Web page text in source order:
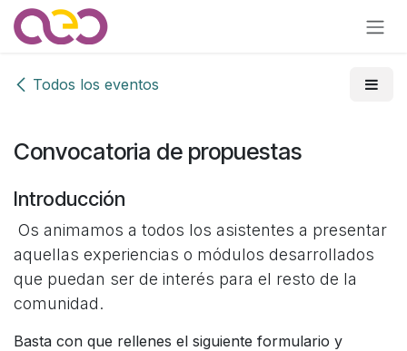
Ir al contenido
Todos los eventos
Convocatoria de propuestas
Introducción
Os animamos a todos los asistentes a presentar
aquellas experiencias o módulos desarrollados
que puedan ser de interés para el resto de la
comunidad.
Basta con que rellenes el siguiente formulario y